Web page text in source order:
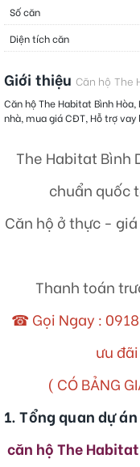
Số căn
Diện tích căn
Giới thiệu Căn hộ The
Căn hộ The Habitat Bình
nhà, mua giá CĐT, Hỗ trợ
The Habitat Bình
chuẩn quốc
Căn hộ ở thực -
Thanh toán
☎ Gọi Ngay :
ưu
( CÓ BẢNG
1. Tổng quan dự án
căn hộ The Habitat